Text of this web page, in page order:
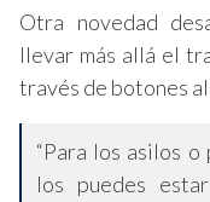
Otra novedad
llevar más allá el
través de botones
“Para los asilos
los puedes